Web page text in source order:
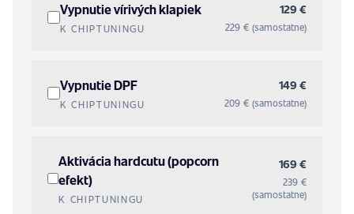
Vypnutie vírivých klapiek
K CHIPTUNINGU
129 €
229 € (samostatne)
Vypnutie DPF
K CHIPTUNINGU
149 €
209 € (samostatne)
Aktivácia hardcutu (popcorn
efekt)
K CHIPTUNINGU
169 €
239 €
(samostatne)